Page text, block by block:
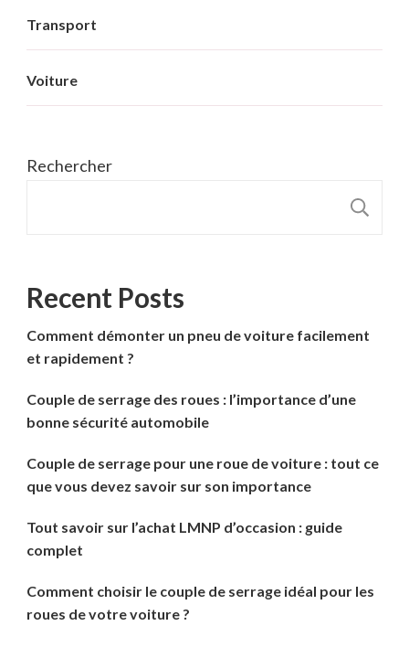
Transport
Voiture
Rechercher
Recent Posts
Comment démonter un pneu de voiture facilement
et rapidement ?
Couple de serrage des roues : l’importance d’une
bonne sécurité automobile
Couple de serrage pour une roue de voiture : tout ce
que vous devez savoir sur son importance
Tout savoir sur l’achat LMNP d’occasion : guide
complet
Comment choisir le couple de serrage idéal pour les
roues de votre voiture ?